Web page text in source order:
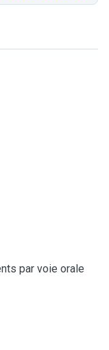
par voie orale